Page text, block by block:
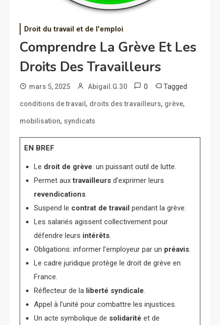
Droit du travail et de l'emploi
Comprendre La Grève Et Les
Droits Des Travailleurs
mars 5, 2025 Abigail.G.30 0 Tagged
conditions de travail , droits des travailleurs, grève,
mobilisation, syndicats
EN BREF
Le droit de grève: un puissant outil de lutte.
Permet auxtravailleursd’exprimer leurs
revendications.
Suspend le contrat de travail pendant la grève.
Les salariés agissent collectivement pour
défendre leurs intérêts.
Obligations: informer l’employeur par un préavis.
Le cadre juridique protège le droit de grève en
France.
Réflecteur de la liberté syndicale.
Appel à l’unité pour combattre les injustices.
Un acte symbolique de solidarité et de